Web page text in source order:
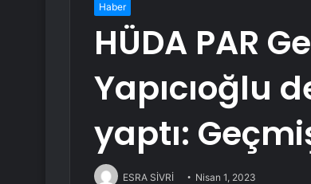
Haber
HÜDA PAR
Yapıcıoğlu
yaptı:
ESRA SİVRİ Nisan 1, 2023